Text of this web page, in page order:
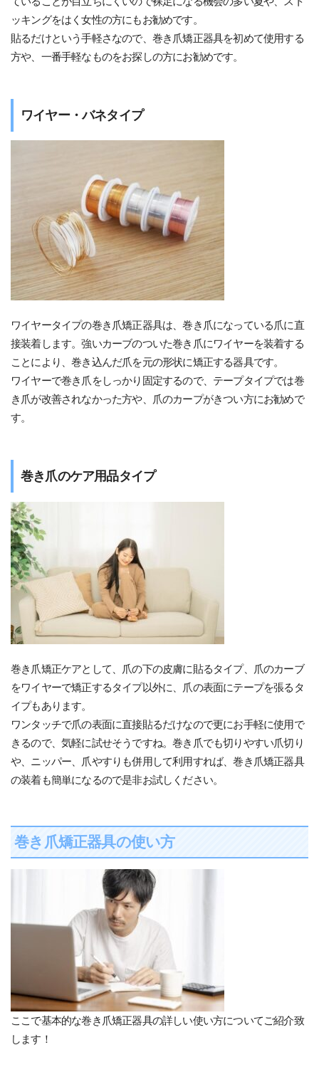
ッキングをはく女性の方にもお勧めです。
貼るだけという手軽さなので、巻き爪矯正器具を初めて使用する
方や、一番手軽なものをお探しの方にお勧めです。
ワイヤー・バネタイプ
ワイヤータイプの巻き爪矯正器具は、巻き爪になっている爪に直
接装着します。強いカーブのついた巻き爪にワイヤーを装着する
ことにより、巻き込んだ爪を元の形状に矯正する器具です。
ワイヤーで巻き爪をしっかり固定するので、テープタイプでは巻
き爪が改善されなかった方や、爪のカープがきつい方にお勧めで
す。
巻き爪のケア用品タイプ
巻き爪矯正ケアとして、爪の下の皮膚に貼るタイプ、爪のカーブ
をワイヤーで矯正するタイプ以外に、爪の表面にテープを張るタ
イプもあります。
ワンタッチで爪の表面に直接貼るだけなので更にお手軽に使用で
きるので、気軽に試せそうですね。巻き爪でも切りやすい爪切り
や、ニッパー、爪やすりも併用して利用すれば、巻き爪矯正器具
の装着も簡単になるので是非お試しください。
巻き爪矯正器具の使い方
ここで基本的な巻き爪矯正器具の詳しい使い方についてご紹介致
します！